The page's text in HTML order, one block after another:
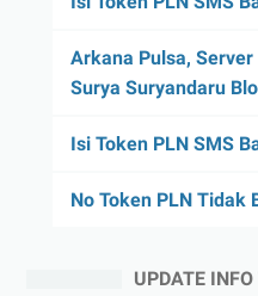
Arkana Pulsa,
Surya Suryandaru
Isi Token PLN SMS
No Token PLN Tidak
UPDATE